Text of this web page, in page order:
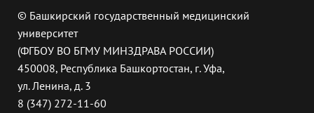
© Башкирский государственный медицинский
университет
(ФГБОУ ВО БГМУ МИНЗДРАВА РОССИИ)
450008, Республика Башкортостан, г. Уфа,
ул. Ленина, д. 3
8 (347) 272-11-60